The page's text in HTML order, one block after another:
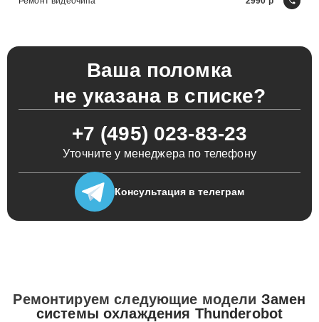
Ваша поломка
не указана в списке?
+7 (495) 023-83-23
Уточните у менеджера по телефону
Консультация в телеграм
Ремонтируем следующие модели Замен
системы охлаждения Thunderobot